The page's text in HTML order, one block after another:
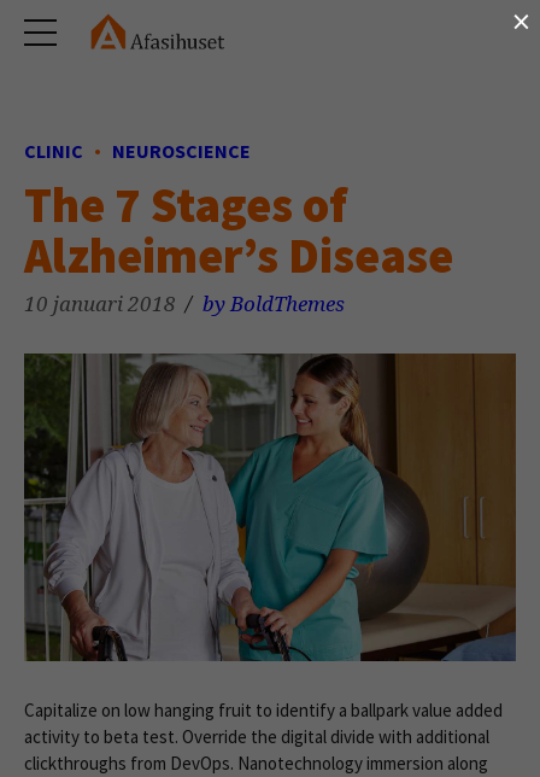
CLINIC NEUROSCIENCE
The 7 Stages of
Alzheimer’s Disease
10 januari 2018 by BoldThemes
Capitalize on low hanging fruit to identify a ballpark value added
activity to beta test. Override the digital divide with additional
clickthroughs from DevOps. Nanotechnology immersion along
×